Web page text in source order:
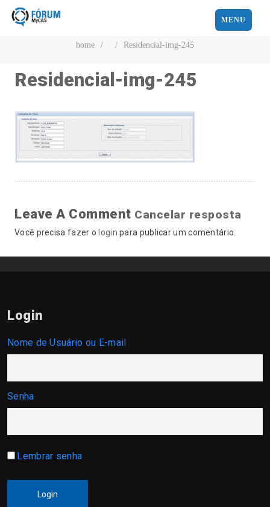
MENU
home / / Residencial-img-245
Residencial-img-245
Leave A Comment Cancelar resposta
Você precisa fazer o login para publicar um comentário.
Login
Nome de Usuário ou E-mail
Senha
Lembrar senha
Login